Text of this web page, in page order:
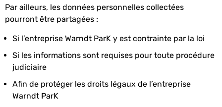
Par ailleurs, les données personnelles collectées
pourront être partagées :
Si l’entreprise Warndt ParK y est contrainte par la loi
Si les informations sont requises pour toute procédure
judiciaire
Afin de protéger les droits légaux de l’entreprise
Warndt ParK